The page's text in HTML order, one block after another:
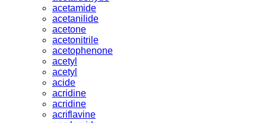
acetamide
acetanilide
acetone
acetonitrile
acetophenone
acetyl
acetyl
acide
acridine
acridine
acriflavine